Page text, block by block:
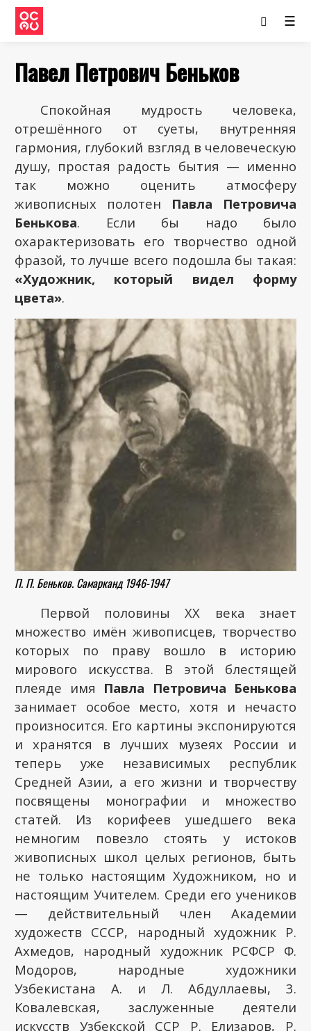
☰
Павел Петрович Беньков
Спокойная мудрость человека,
отрешённого от суеты, внутренняя
гармония, глубокий взгляд в человеческую
душу, простая радость бытия — именно
так можно оценить атмосферу
живописных полотен Павла Петровича
Бенькова. Если бы надо было
охарактеризовать его творчество одной
фразой, то лучше всего подошла бы такая:
«Художник, который видел форму
цвета».
П. П. Беньков. Самарканд 1946-1947
Первой половины XX века знает
множество имён живописцев, творчество
которых по праву вошло в историю
мирового искусства. В этой блестящей
плеяде имя Павла Петровича Бенькова
занимает особое место, хотя и нечасто
произносится. Его картины экспонируются
и хранятся в лучших музеях России и
теперь уже независимых республик
Средней Азии, а его жизни и творчеству
посвящены монографии и множество
статей. Из корифеев ушедшего века
немногим повезло стоять у истоков
живописных школ целых регионов, быть
не только настоящим Художником, но и
настоящим Учителем. Среди его учеников
— действительный член Академии
художеств СССР, народный художник Р.
Ахмедов, народный художник РСФСР Ф.
Модоров, народные художники
Узбекистана А. и Л. Абдуллаевы, 3.
Ковалевская, заслуженные деятели
искусств Узбекской ССР Р. Елизаров, Р.